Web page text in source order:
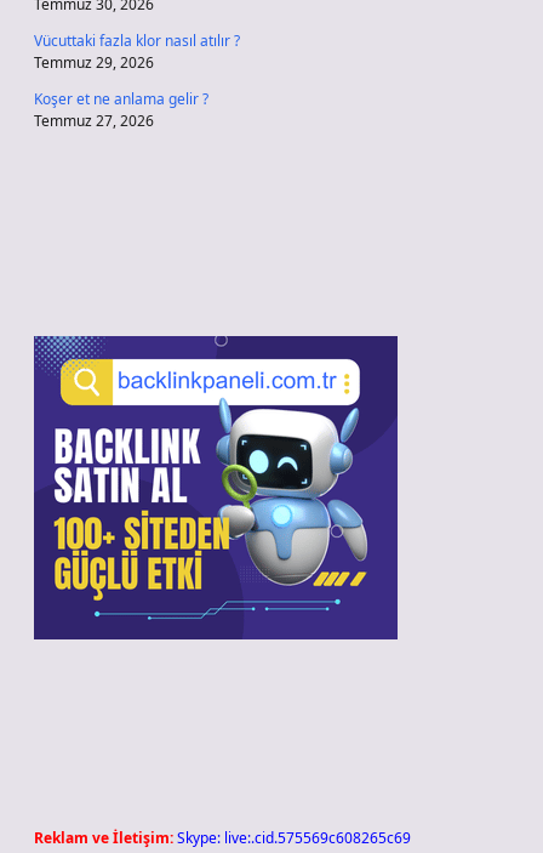
Temmuz 30, 2026
Vücuttaki fazla klor nasıl atılır ?
Temmuz 29, 2026
Koşer et ne anlama gelir ?
Temmuz 27, 2026
Reklam ve İletişim:Skype: live:.cid.575569c608265c69